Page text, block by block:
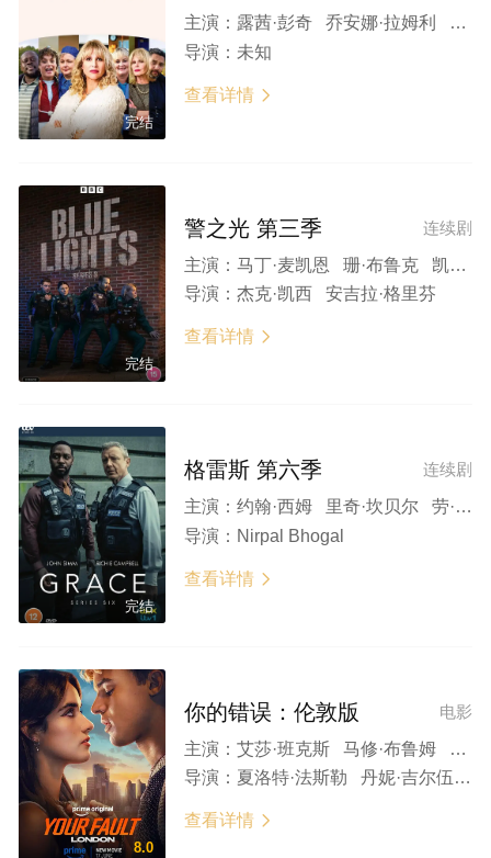
完结
主演： 露茜·彭奇 乔安娜·拉姆利 菲利帕·邓恩 塞缪尔·安德森 希沃恩·麦克斯维尼 罗森达·桑德尔 Daniel Charles Doherty Katie Kitson
导演： 未知
查看详情 
完结
连续剧
警之光 第三季
主演： 马丁·麦凯恩 珊·布鲁克 凯瑟琳·德夫林 弗兰克·布莱克 内森·布兰尼夫 德瓦尔·麦金尼
导演： 杰克·凯西 安吉拉·格里芬
查看详情 
完结
连续剧
格雷斯 第六季
主演： 约翰·西姆 里奇·坎贝尔 劳·巴拉德法 Victoria Bolt 劳拉·埃尔芬斯通 Brad Morrison 朱丽叶·莫塔梅德 佐伊·塔珀
导演： Nirpal Bhogal
查看详情 
8.0
电影
你的错误：伦敦版
主演： 艾莎·班克斯 马修·布鲁姆 恩瓦·刘易斯 雷·费隆 伊芙·麦凯林
导演： 夏洛特·法斯勒 丹妮·吉尔伍德
查看详情 